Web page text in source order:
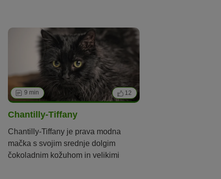
9 min 12
Chantilly-Tiffany
Chantilly-Tiffany je prava modna
mačka s svojim srednje dolgim
čokoladnim kožuhom in velikimi